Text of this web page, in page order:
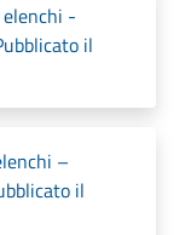
-
il
–
il